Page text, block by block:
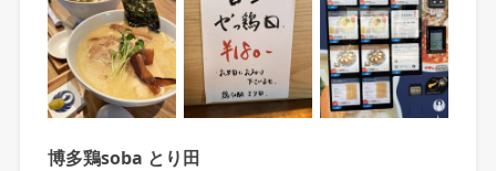
博多鶏soba とり田